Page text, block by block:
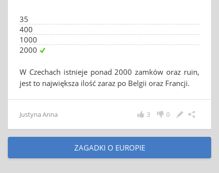
35
400
1000
2000
W Czechach istnieje ponad 2000 zamków oraz ruin,
jest to największa ilość zaraz po Belgii oraz Francji.
Justyna Anna 0
3
ZAGADKI O EUROPIE